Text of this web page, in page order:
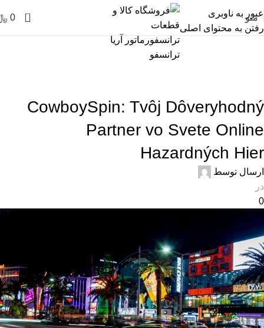
عبور به ناوبری
رفتن به محتوای اصلی
منو 0
0
خدمات ویژه دیجی کالا
CowboySpin: Tvôj Dôveryhodný
Partner vo Svete Online
Hazardných Hier
ارسال توسط
در
0